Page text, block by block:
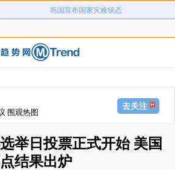
韩国宣布国家灾难状态
元
化碳中毒 国企拖欠3700万致市政工程停工
韩国宣布国家灾难状态
围观热图
去关注
举日投票正式开始 美国
结果出炉